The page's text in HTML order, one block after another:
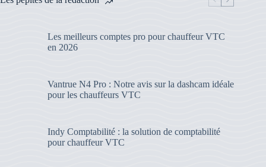
Les meilleurs comptes pro pour chauffeur VTC
en 2026
Vantrue N4 Pro : Notre avis sur la dashcam idéale
pour les chauffeurs VTC
Indy Comptabilité : la solution de comptabilité
pour chauffeur VTC